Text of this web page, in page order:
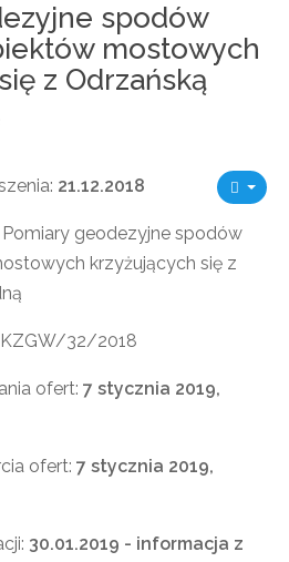
spodów
mostowych
z Odrzańską
21.12.2018
geodezyjne spodów
krzyżujących się z
32/2018
ofert: 7 stycznia 2019,
ofert: 7 stycznia 2019,
30.01.2019 - informacja z